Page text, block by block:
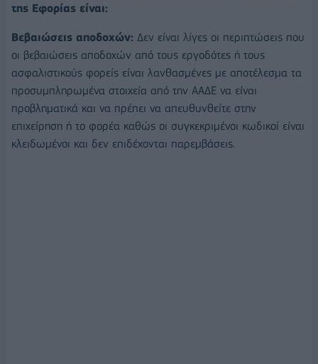
της Εφορίας είναι:
Βεβαιώσεις αποδοχών: Δεν είναι λίγες οι περιπτώσεις που
οι βεβαιώσεις αποδοχών από τους εργοδότες ή τους
ασφαλιστικούς φορείς είναι λανθασμένες με αποτέλεσμα τα
προσυμπληρωμένα στοιχεία από την ΑΑΔΕ να είναι
προβληματικά και να πρέπει να απευθυνθείτε στην
επιχείρηση ή το φορέα καθώς οι συγκεκριμένοι κωδικοί είναι
κλειδωμένοι και δεν επιδέχονται παρεμβάσεις.